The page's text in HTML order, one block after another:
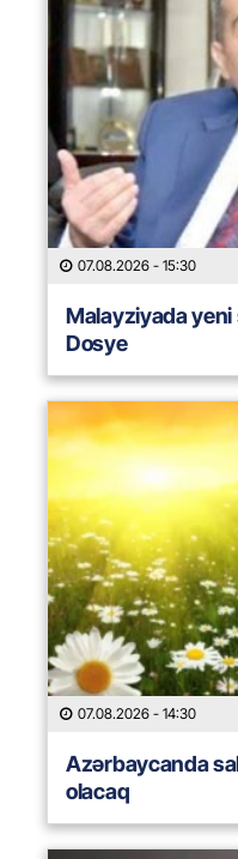
07.08.2026 - 15:30
Malayziyada
Dosye
07.08.2026 - 14:30
Azərbaycanda
olacaq